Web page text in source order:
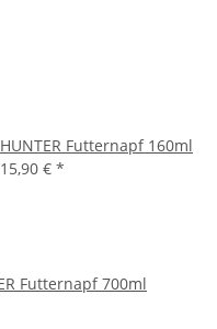
HUNTER Futternapf 160ml
15,90 € *